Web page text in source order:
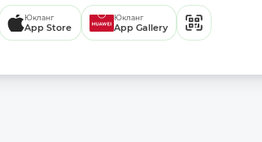
Юкланг
App Store
Юкланг
App Gallery